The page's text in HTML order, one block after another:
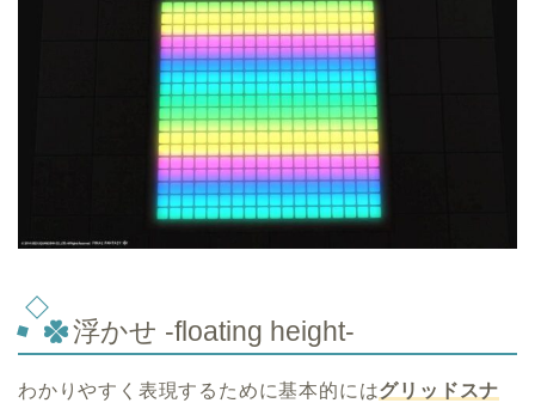
浮かせ -floating height-
わかりやすく表現するために基本的にはグリッドスナ